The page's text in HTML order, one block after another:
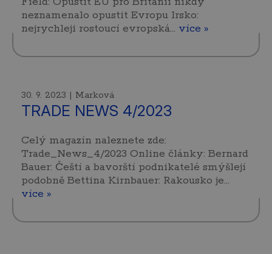
neznamenalo opustit Evropu Irsko:
nejrychleji rostoucí evropská… více »
30. 9. 2023 | Marková
TRADE NEWS 4/2023
Celý magazín naleznete zde:
Trade_News_4/2023 Online články: Bernard
Bauer: Čeští a bavorští podnikatelé smýšlejí
podobně Bettina Kirnbauer: Rakousko je…
více »